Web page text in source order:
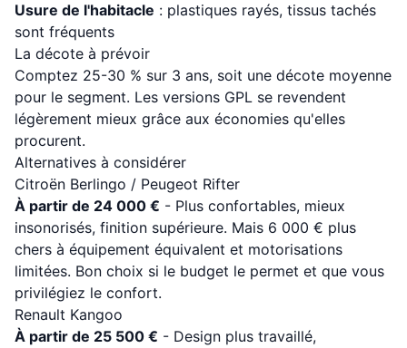
Usure de l'habitacle : plastiques rayés, tissus tachés
sont fréquents
La décote à prévoir
Comptez 25-30 % sur 3 ans, soit une décote moyenne
pour le segment. Les versions GPL se revendent
légèrement mieux grâce aux économies qu'elles
procurent.
Alternatives à considérer
Citroën Berlingo / Peugeot Rifter
À partir de 24 000 € - Plus confortables, mieux
insonorisés, finition supérieure. Mais 6 000 € plus
chers à équipement équivalent et motorisations
limitées. Bon choix si le budget le permet et que vous
privilégiez le confort.
Renault Kangoo
À partir de 25 500 € - Design plus travaillé,